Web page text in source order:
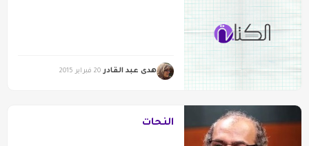
هدى عبد القادر 20 فبراير 2015
النحات